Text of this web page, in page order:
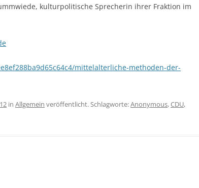
kulturpolitische Sprecherin ihrer Fraktion im
mittelalterliche-methoden-der-
in Allgemein veröffentlicht. Schlagworte:Anonymous,CDU,